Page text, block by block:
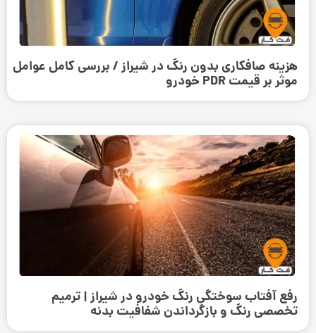
هزینه صافکاری بدون رنگ در شیراز / بررسی کامل عوامل
موثر بر قیمت PDR خودرو
رفع آفتاب سوختگی رنگ خودرو در شیراز | ترمیم
تخصصی رنگ و بازگرداندن شفافیت بدنه